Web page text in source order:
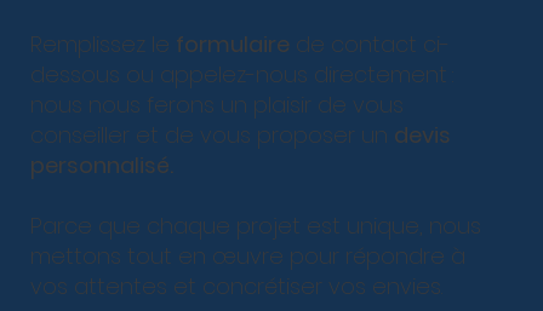
Remplissez le formulaire de contact ci-
dessous ou appelez-nous directement :
nous nous ferons un plaisir de vous
conseiller et de vous proposer un devis
personnalisé.
Parce que chaque projet est unique, nous
mettons tout en œuvre pour répondre à
vos attentes et concrétiser vos envies.